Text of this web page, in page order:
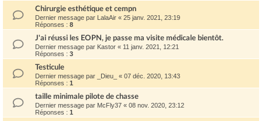
Chirurgie esthétique et cempn
Dernier message par LalaAir « 25 janv. 2021, 23:19
Réponses : 8
J'ai réussi les EOPN, je passe ma visite médicale bientôt.
Dernier message par Kastor « 11 janv. 2021, 12:21
Réponses : 3
Testicule
Dernier message par _Dieu_ « 07 déc. 2020, 13:43
Réponses : 1
taille minimale pilote de chasse
Dernier message par McFly37 « 08 nov. 2020, 23:12
Réponses : 1